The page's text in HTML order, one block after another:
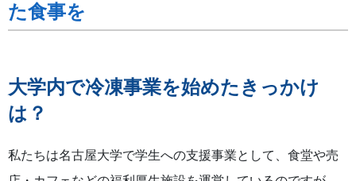
た食事を
大学内で冷凍事業を始めたきっかけ
は？
私たちは名古屋大学で学生への支援事業として、食堂や売